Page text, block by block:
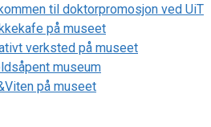
til doktorpromosjon ved UiT
på museet
verksted på museet
museum
på museet